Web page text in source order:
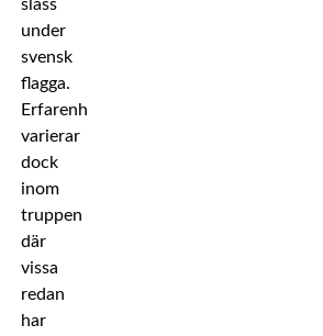
slåss
under
svensk
flagga.
Erfarenheten
varierar
dock
inom
truppen
där
vissa
redan
har